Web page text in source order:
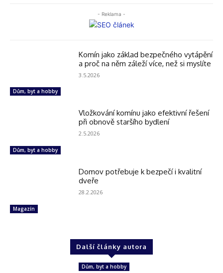
- Reklama -
Dům, byt a hobby
Komín jako základ bezpečného vytápění
a proč na něm záleží více, než si myslíte
3.5.2026
Dům, byt a hobby
Vložkování komínu jako efektivní řešení
při obnově staršího bydlení
2.5.2026
Magazín
Domov potřebuje k bezpečí i kvalitní
dveře
28.2.2026
Další články autora
Dům, byt a hobby